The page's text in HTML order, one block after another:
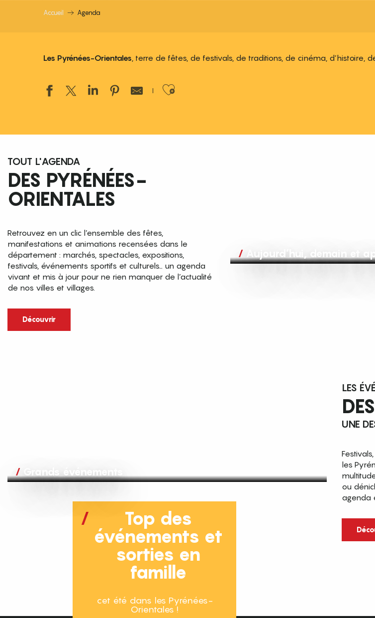
Accueil Agenda
Les Pyrénées-Orientales, terre de fêtes, de festivals, de traditions, de cinéma, d’histoire,
Ajouter aux favoris
TOUT L'AGENDA
DES PYRÉNÉES-
ORIENTALES
Retrouvez en un clic l’ensemble des fêtes,
manifestations et animations recensées dans le
département : marchés, spectacles, expositions,
festivals, événements sportifs et culturels… un agenda
vivant et mis à jour pour ne rien manquer de l’actualité
de nos villes et villages.
Découvrir
Aujourd’hui, demain et
Grands événements
LES
UNE
les
ou
agenda
Top des
événements et
sorties en
famille
cet été dans les Pyrénées-
Orientales !